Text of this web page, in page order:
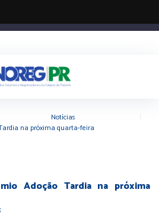
Notícias
na próxima quarta-feira
Adoção Tardia na próxima